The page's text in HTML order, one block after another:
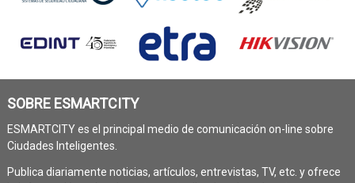
SOBRE ESMARTCITY
ESMARTCITY es el principal medio de comunicación on-line sobre
Ciudades Inteligentes.
Publica diariamente noticias, artículos, entrevistas, TV, etc. y ofrece